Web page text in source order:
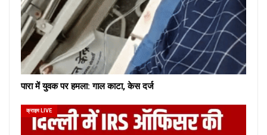
पारा में युवक पर हमला: गाल काटा, केस दर्ज
क्राइम LIVE